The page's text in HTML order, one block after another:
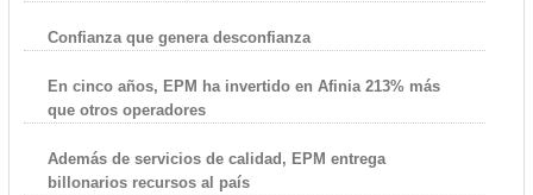
Confianza que genera desconfianza
En cinco años, EPM ha invertido en Afinia 213% más
que otros operadores
Además de servicios de calidad, EPM entrega
billonarios recursos al país